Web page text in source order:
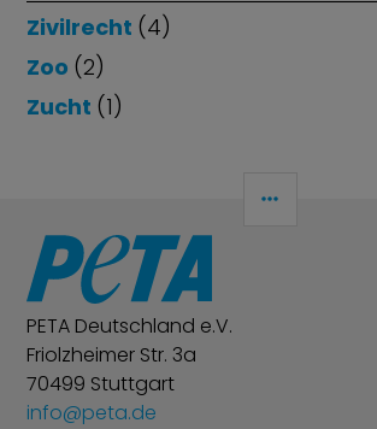
Zivilrecht (4)
Zoo (2)
Zucht (1)
PETA Deutschland e.V.
Friolzheimer Str. 3a
70499 Stuttgart
info@peta.de